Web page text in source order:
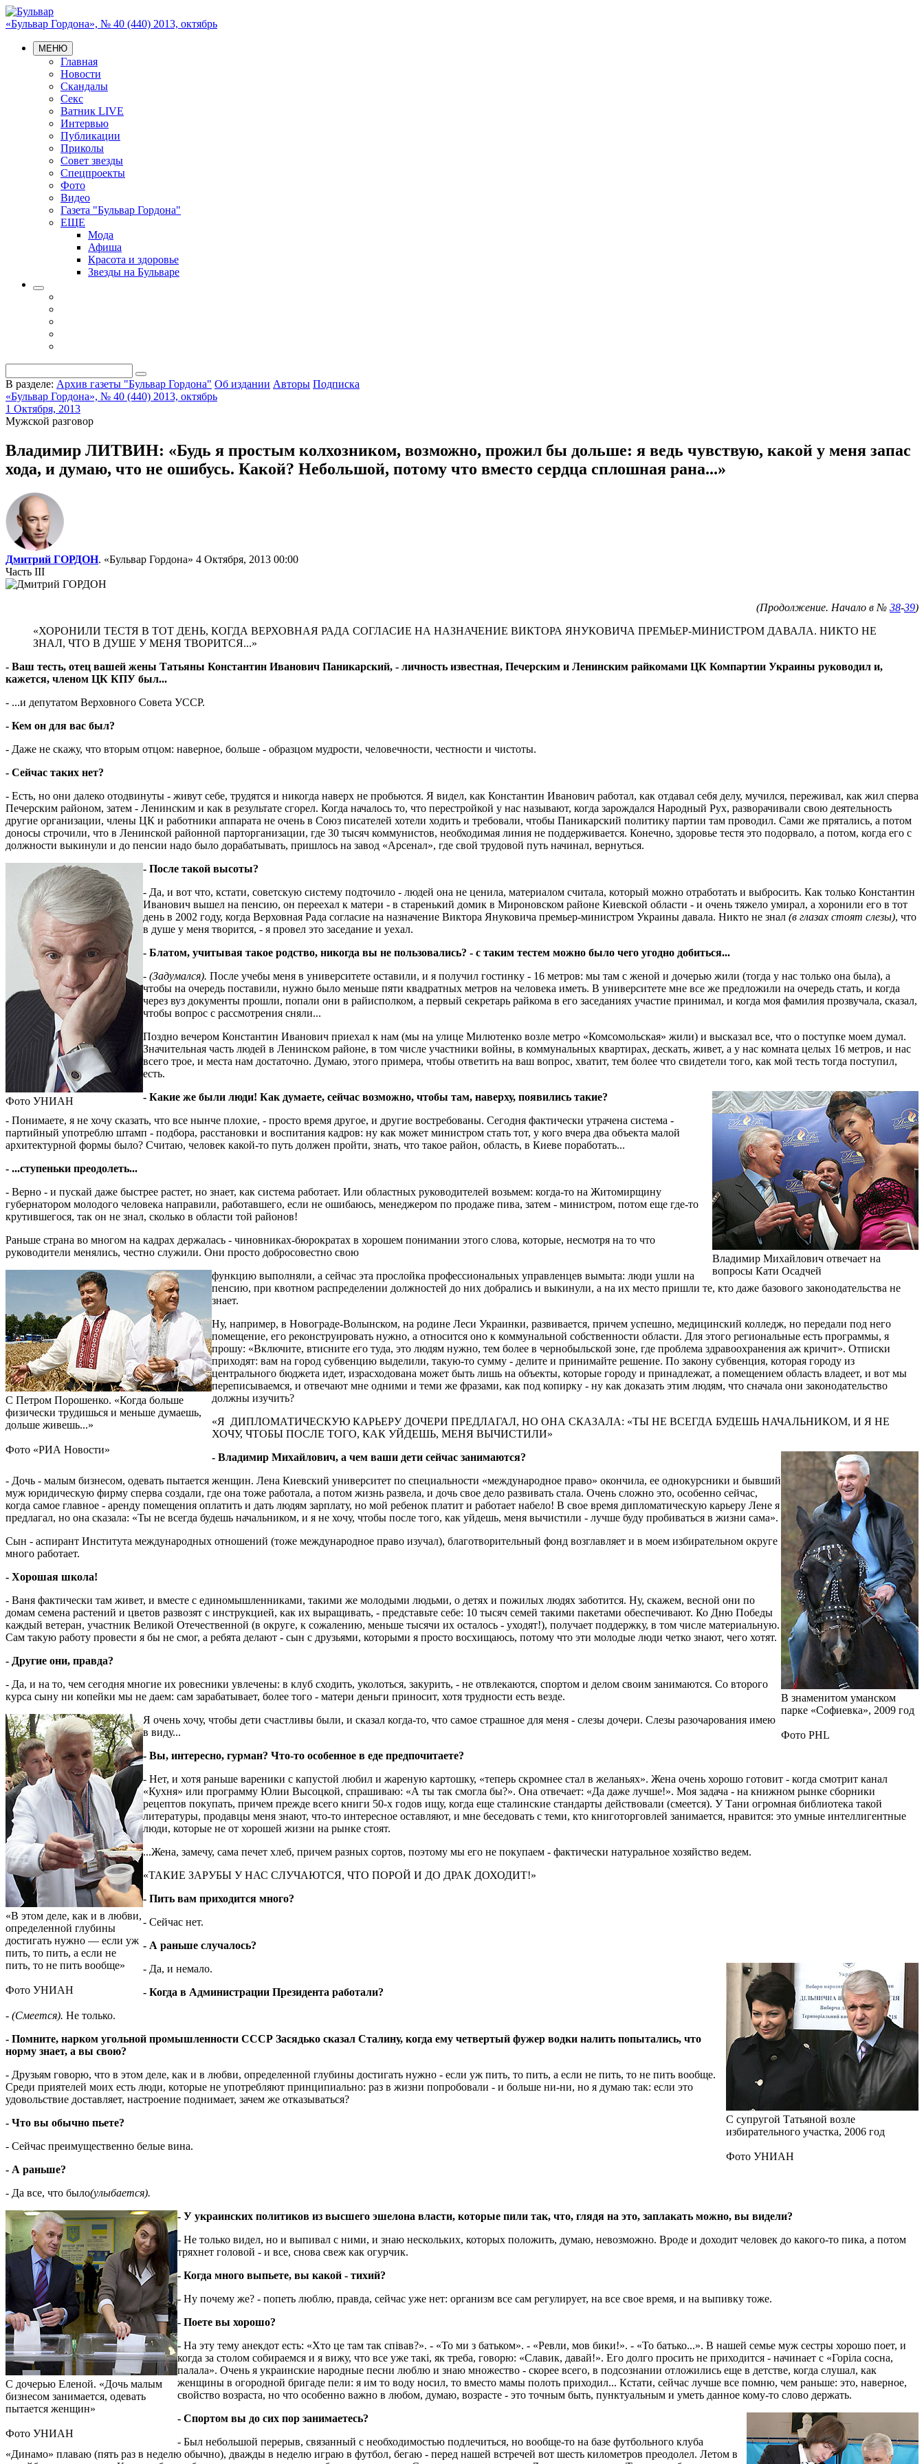
«Бульвар Гордона», № 40 (440) 2013, октябрь
МЕНЮ
Главная
Новости
Скандалы
Секс
Ватник LIVE
Интервью
Публикации
Приколы
Совет звезды
Спецпроекты
Фото
Видео
Газета "Бульвар Гордона"
ЕЩЕ
Мода
Афиша
Красота и здоровье
Звезды на Бульваре
В разделе: Архив газеты "Бульвар Гордона" Об издании Авторы Подписка
«Бульвар Гордона», № 40 (440) 2013, октябрь
1 Октября, 2013
Мужской разговор
Владимир ЛИТВИН: «Будь я простым колхозником, возможно, прожил бы дольше: я ведь чувствую, какой у меня запас
хода, и думаю, что не ошибусь. Какой? Небольшой, потому что вместо сердца сплошная рана...»
Дмитрий ГОРДОН. «Бульвар Гордона» 4 Октября, 2013 00:00
Часть III
(Продолжение. Начало в № 38-39)
«ХОРОНИЛИ ТЕСТЯ В ТОТ ДЕНЬ, КОГДА ВЕРХОВНАЯ РАДА СОГЛАСИЕ НА НАЗНАЧЕНИЕ ВИКТОРА ЯНУКОВИЧА ПРЕМЬЕР-МИНИСТРОМ ДАВАЛА. НИКТО НЕ
ЗНАЛ, ЧТО В ДУШЕ У МЕНЯ ТВОРИТСЯ...»
- Ваш тесть, отец вашей жены Татьяны Константин Иванович Паникарский, - личность известная, Печерским и Ленинским райкомами ЦК Компартии Украины руководил и,
кажется, членом ЦК КПУ был...
- ...и депутатом Верховного Совета УССР.
- Кем он для вас был?
- Даже не скажу, что вторым отцом: наверное, больше - образцом мудрости, человечности, честности и чистоты.
- Сейчас таких нет?
- Есть, но они далеко отодвинуты - живут себе, трудятся и никогда наверх не пробьются. Я видел, как Константин Иванович работал, как отдавал себя делу, мучился, переживал, как жил сперва
Печерским районом, затем - Ленинским и как в результате сгорел. Когда началось то, что перестройкой у нас называют, когда зарождался Народный Рух, разворачивали свою деятельность
другие организации, члены ЦК и работники аппарата не очень в Союз писателей хотели ходить и требовали, чтобы Паникарский политику партии там проводил. Сами же прятались, а потом
доносы строчили, что в Ленинской районной парторганизации, где 30 тысяч коммунистов, необходимая линия не поддерживается. Конечно, здоровье тестя это подорвало, а потом, когда его с
должности выкинули и до пенсии надо было дорабатывать, пришлось на завод «Арсенал», где свой трудовой путь начинал, вернуться.
Фото УНИАН
- После такой высоты?
- Да, и вот что, кстати, советскую систему подточило - людей она не ценила, материалом считала, который можно отработать и выбросить. Как только Константин
Иванович вышел на пенсию, он переехал к матери - в старенький домик в Мироновском районе Киевской области - и очень тяжело умирал, а хоронили его в тот
день в 2002 году, когда Верховная Рада согласие на назначение Виктора Януковича премьер-министром Украины давала. Никто не знал (в глазах стоят слезы), что
в душе у меня творится, - я провел это заседание и уехал.
- Блатом, учитывая такое родство, никогда вы не пользовались? - с таким тестем можно было чего угодно добиться...
- (Задумался). После учебы меня в университете оставили, и я получил гостинку - 16 метров: мы там с женой и дочерью жили (тогда у нас только она была), а
чтобы на очередь поставили, нужно было меньше пяти квадратных метров на человека иметь. В университете мне все же предложили на очередь стать, и когда
через вуз документы прошли, попали они в райисполком, а первый секретарь райкома в его заседаниях участие принимал, и когда моя фамилия прозвучала, сказал,
чтобы вопрос с рассмотрения сняли...
Поздно вечером Константин Иванович приехал к нам (мы на улице Милютенко возле метро «Комсомольская» жили) и высказал все, что о поступке моем думал.
Значительная часть людей в Ленинском районе, в том числе участники войны, в коммунальных квартирах, дескать, живет, а у нас комната целых 16 метров, и нас
всего трое, и места нам достаточно. Думаю, этого примера, чтобы ответить на ваш вопрос, хватит, тем более что свидетели того, как мой тесть тогда поступил,
есть.
Владимир Михайлович отвечает на
вопросы Кати Осадчей
- Какие же были люди! Как думаете, сейчас возможно, чтобы там, наверху, появились такие?
- Понимаете, я не хочу сказать, что все нынче плохие, - просто время другое, и другие востребованы. Сегодня фактически утрачена система -
партийный употреблю штамп - подбора, расстановки и воспитания кадров: ну как может министром стать тот, у кого вчера два объекта малой
архитектурной формы было? Считаю, человек какой-то путь должен пройти, знать, что такое район, область, в Киеве поработать...
- ...ступеньки преодолеть...
- Верно - и пускай даже быстрее растет, но знает, как система работает. Или областных руководителей возьмем: когда-то на Житомирщину
губернатором молодого человека направили, работавшего, если не ошибаюсь, менеджером по продаже пива, затем - министром, потом еще где-то
крутившегося, так он не знал, сколько в области той районов!
Раньше страна во многом на кадрах держалась - чиновниках-бюрократах в хорошем понимании этого слова, которые, несмотря на то что
руководители менялись, честно служили. Они просто добросовестно свою
С Петром Порошенко. «Когда больше
физически трудишься и меньше думаешь,
дольше живешь...»
Фото «РИА Новости»
функцию выполняли, а сейчас эта прослойка профессиональных управленцев вымыта: люди ушли на
пенсию, при квотном распределении должностей до них добрались и выкинули, а на их место пришли те, кто даже базового законодательства не
знает.
Ну, например, в Новограде-Волынском, на родине Леси Украинки, развивается, причем успешно, медицинский колледж, но передали под него
помещение, его реконструировать нужно, а относится оно к коммунальной собственности области. Для этого региональные есть программы, я
прошу: «Включите, втисните его туда, это людям нужно, тем более в чернобыльской зоне, где проблема здравоохранения аж кричит». Отписки
приходят: вам на город субвенцию выделили, такую-то сумму - делите и принимайте решение. По закону субвенция, которая городу из
центрального бюджета идет, израсходована может быть лишь на объекты, которые городу и принадлежат, а помещением область владеет, и вот мы
переписываемся, и отвечают мне одними и теми же фразами, как под копирку - ну как доказать этим людям, что сначала они законодательство
должны изучить?
«Я ДИПЛОМАТИЧЕСКУЮ КАРЬЕРУ ДОЧЕРИ ПРЕДЛАГАЛ, НО ОНА СКАЗАЛА: «ТЫ НЕ ВСЕГДА БУДЕШЬ НАЧАЛЬНИКОМ, И Я НЕ
ХОЧУ, ЧТОБЫ ПОСЛЕ ТОГО, КАК УЙДЕШЬ, МЕНЯ ВЫЧИСТИЛИ»
В знаменитом уманском
парке «Софиевка», 2009 год
Фото PHL
- Владимир Михайлович, а чем ваши дети сейчас занимаются?
- Дочь - малым бизнесом, одевать пытается женщин. Лена Киевский университет по специальности «международное право» окончила, ее однокурсники и бывший
муж юридическую фирму сперва создали, где она тоже работала, а потом жизнь развела, и дочь свое дело развивать стала. Очень сложно это, особенно сейчас,
когда самое главное - аренду помещения оплатить и дать людям зарплату, но мой ребенок платит и работает набело! В свое время дипломатическую карьеру Лене я
предлагал, но она сказала: «Ты не всегда будешь начальником, и я не хочу, чтобы после того, как уйдешь, меня вычистили - лучше буду пробиваться в жизни сама».
Сын - аспирант Института международных отношений (тоже международное право изучал), благотворительный фонд возглавляет и в моем избирательном округе
много работает.
- Хорошая школа!
- Ваня фактически там живет, и вместе с единомышленниками, такими же молодыми людьми, о детях и пожилых людях заботится. Ну, скажем, весной они по
домам семена растений и цветов развозят с ин­с­т­рук­цией, как их выращивать, - представьте себе: 10 тысяч семей такими пакетами обеспечивают. Ко Дню Победы
каждый ветеран, участник Великой Отечественной (в округе, к сожалению, меньше тысячи их осталось - уходят!), получает поддержку, в том числе материальную.
Сам такую работу провести я бы не смог, а ребята делают - сын с друзьями, которыми я просто восхищаюсь, потому что эти молодые люди четко знают, чего хотят.
- Другие они, правда?
- Да, и на то, чем сегодня многие их ровесники увлечены: в клуб сходить, уколоться, закурить, - не отвлекаются, спортом и делом своим занимаются. Со второго
курса сыну ни копейки мы не даем: сам зарабатывает, более того - матери деньги приносит, хотя трудности есть везде.
«В этом деле, как и в любви,
определенной глубины
достигать нужно — если уж
пить, то пить, а если не
пить, то не пить вообще»
Фото УНИАН
Я очень хочу, чтобы дети счастливы были, и сказал когда-то, что самое страшное для меня - слезы дочери. Слезы разочарования имею
в виду...
- Вы, интересно, гурман? Что-то особенное в еде предпочитаете?
- Нет, и хотя раньше вареники с капустой любил и жареную картошку, «теперь скромнее стал в желаньях». Жена очень хорошо готовит - когда смотрит канал
«Кухня» или программу Юлии Высоцкой, спрашиваю: «А ты так смогла бы?». Она отвечает: «Да даже лучше!». Моя задача - на книжном рынке сборники
рецептов покупать, причем прежде всего книги 50-х годов ищу, когда еще сталинские стандарты действовали (смеется). У Тани огромная библиотека такой
литературы, продавцы меня знают, что-то интересное оставляют, и мне беседовать с теми, кто книготорговлей занимается, нравится: это умные интеллигентные
люди, которые не от хорошей жизни на рынке стоят.
...Жена, замечу, сама печет хлеб, причем разных сортов, поэтому мы его не покупаем - фактически натуральное хозяйство ведем.
«ТАКИЕ ЗАРУБЫ У НАС СЛУЧАЮТСЯ, ЧТО ПОРОЙ И ДО ДРАК ДОХОДИТ!»
- Пить вам приходится много?
- Сейчас нет.
- А раньше случалось?
С супругой Татьяной возле
избирательного участка, 2006 год
Фото УНИАН
- Да, и немало.
- Когда в Администрации Президента работали?
- (Смеется). Не только.
- Помните, нарком угольной промышленности СССР Засядько сказал Сталину, когда ему четвертый фужер водки налить попытались, что
норму знает, а вы свою?
- Друзьям говорю, что в этом деле, как и в любви, определенной глубины достигать нужно - если уж пить, то пить, а если не пить, то не пить вообще.
Среди приятелей моих есть люди, которые не употребляют принципиально: раз в жизни попробовали - и больше ни-ни, но я думаю так: если это
удовольствие доставляет, настроение поднимает, зачем же отказываться?
- Что вы обычно пьете?
- Сейчас преимущественно белые вина.
- А раньше?
- Да все, что было(улыбается).
С дочерью Еленой. «Дочь малым
бизнесом занимается, одевать
пытается женщин»
Фото УНИАН
- У украинских политиков из высшего эшелона власти, которые пили так, что, глядя на это, заплакать мож­но, вы видели?
- Не только видел, но и выпивал с ними, и знаю нескольких, которых положить, думаю, невозможно. Вроде и доходит человек до какого-то пика, а потом
тряхнет головой - и все, снова свеж как огурчик.
- Когда много выпьете, вы какой - тихий?
- Ну почему же? - попеть люблю, правда, сейчас уже нет: организм все сам регулирует, на все свое время, и на выпивку тоже.
- Поете вы хорошо?
- На эту тему анекдот есть: «Хто це там так співав?». - «То ми з батьком». - «Ревли, мов бики!». - «То батько...». В нашей семье муж сестры хорошо поет, и
когда за столом собираемся и я вижу, что все уже такі, як треба, говорю: «Славик, давай!». Его долго просить не приходится - начинает с «Горіла сосна,
палала». Очень я украинские народные песни люблю и знаю множество - скорее всего, в подсознании отложились еще в детстве, когда слушал, как
женщины в огородной бригаде пели: я им то воду носил, то вместо мамы полоть приходил... Кстати, сейчас лучше все помню, чем раньше: это, наверное,
свойство возраста, но что особенно важно в любом, думаю, возрасте - это точным быть, пунктуальным и уметь данное кому-то слово держать.
- Спортом вы до сих пор занимаетесь?
- Был небольшой перерыв, связанный с необходимостью подлечиться, но вообще-то на базе футбольного клуба
«Динамо» плаваю (пять раз в неделю обычно), дважды в неделю играю в футбол, бегаю - перед нашей встречей вот шесть километров преодолел. Летом в